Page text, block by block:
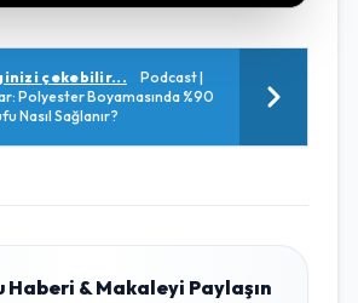
çekebilir...
Podcast |
Polyester Boyamasında %90
Nasıl Sağlanır?
Haberi & Makaleyi Paylaşın